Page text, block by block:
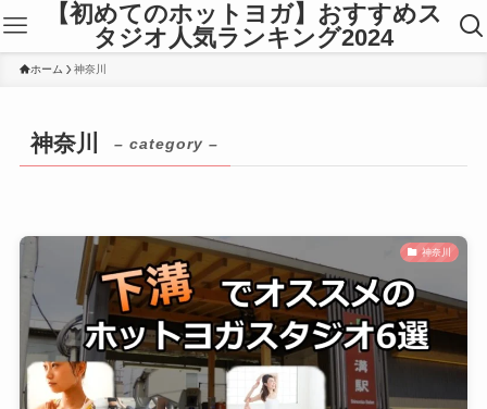
【初めてのホットヨガ】おすすめス
タジオ人気ランキング2024
ホーム 神奈川
神奈川 – category –
神奈川